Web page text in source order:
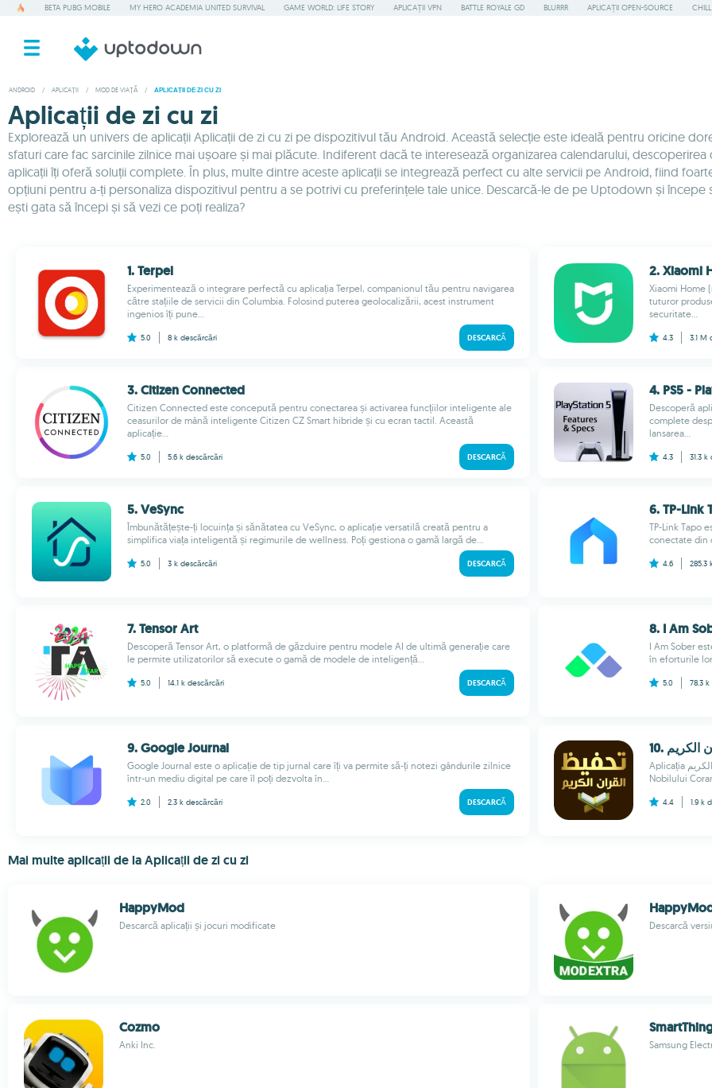
BETA PUBG MOBILE MY HERO ACADEMIA UNITED SURVIVAL GAME WORLD: LIFE STORY APLICAȚII VPN BATTLE ROYALE GD BLURRR APLICAȚII OPEN-SOURCE
ANDROID / APLICAȚII / MOD DE VIAȚĂ / APLICAȚII DE ZI CU ZI
Aplicații de zi cu zi
Explorează un univers de aplicații Aplicații de zi cu zi pe dispozitivul tău Android. Această selecție este ideală pentru oricine
sfaturi care fac sarcinile zilnice mai ușoare și mai plăcute. Indiferent dacă te interesează organizarea calendarului,
aplicații îți oferă soluții complete. În plus, multe dintre aceste aplicații se integrează perfect cu alte servicii pe Android, fiind
opțiuni pentru a-ți personaliza dispozitivul pentru a se potrivi cu preferințele tale unice. Descarcă-le de pe Uptodown și
ești gata să începi și să vezi ce poți realiza?
1. Terpel
Experimentează o integrare perfectă cu aplicația Terpel, companionul tău pentru navigarea
către stațiile de servicii din Columbia. Folosind puterea geolocalizării, acest instrument
ingenios îți pune...
5.0 8 k descărcări DESCARCĂ
2. Xiaomi
Xiaomi Home
tuturor
securitate...
4.3 3.1 M
3. Citizen Connected
Citizen Connected este concepută pentru conectarea și activarea funcțiilor inteligente ale
ceasurilor de mână inteligente Citizen CZ Smart hibride și cu ecran tactil. Această
aplicație...
5.0 5.6 k descărcări DESCARCĂ
4. PS5 -
Descoperă
complete
lansarea...
4.3 31.3 k
5. VeSync
Îmbunătățește-ți locuința și sănătatea cu VeSync, o aplicație versatilă creată pentru a
simplifica viața inteligentă și regimurile de wellness. Poți gestiona o gamă largă de...
5.0 3 k descărcări DESCARCĂ
6. TP-Link
TP-Link Tapo
conectate din
4.6 285.3
7. Tensor Art
Descoperă Tensor Art, o platformă de găzduire pentru modele AI de ultimă generație care
le permite utilizatorilor să execute o gamă de modele de inteligență...
5.0 14.1 k descărcări DESCARCĂ
8. I Am
I Am Sober
în eforturile
5.0 78.3 k
9. Google Journal
Google Journal este o aplicație de tip jurnal care îți va permite să-ți notezi gândurile zilnice
într-un mediu digital pe care îl poți dezvolta în...
2.0 2.3 k descărcări DESCARCĂ
الكريم
Aplicația تحفيظ القران الكريم este concepută pentru a sprijini indivizii în memorarea
Nobilului
4.4 1.9 k
Mai multe aplicații de la Aplicații de zi cu zi
HappyMod
Descarcă aplicații și jocuri modificate Descarcă
Cozmo
Anki Inc. Samsung